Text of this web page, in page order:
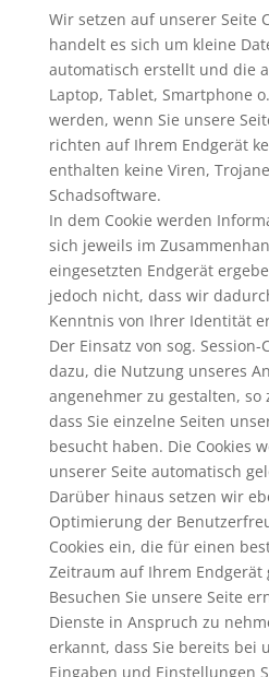
Wir setzen auf unserer Seite
handelt es sich um kleine
automatisch erstellt und die
Laptop, Tablet, Smartphone
werden, wenn Sie unsere
richten auf Ihrem Endgerät
enthalten keine Viren,
Schadsoftware.
In dem Cookie werden
sich jeweils im
eingesetzten Endgerät
jedoch nicht, dass wir
Kenntnis von Ihrer Identität
Der Einsatz von sog.
dazu, die Nutzung unseres
angenehmer zu gestalten, so
dass Sie einzelne Seiten
besucht haben. Die Cookies
unserer Seite automatisch
Darüber hinaus setzen wir
Optimierung der
Cookies ein, die für einen
Zeitraum auf Ihrem Endgerät
Besuchen Sie unsere Seite
Dienste in Anspruch zu
erkannt, dass Sie bereits bei
Eingaben und Einstellungen